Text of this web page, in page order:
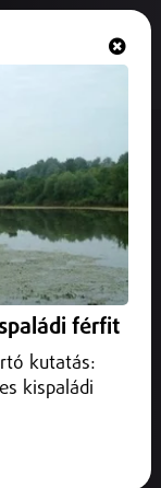
férfit
kutatás:
kispaládi